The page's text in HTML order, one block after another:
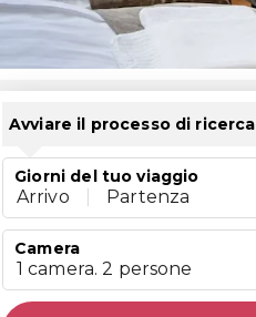
Avviare il processo di ricerca
Giorni del tuo viaggio
Arrivo Partenza
Camera
1 camera. 2 persone